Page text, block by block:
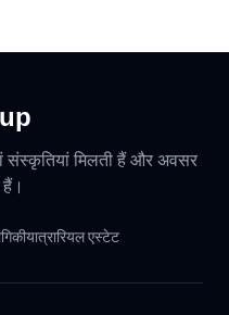
मिलती हैं और अवसर
यात्रारियल एस्टेट